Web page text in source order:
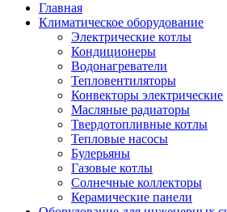
Главная
Климатическое оборудование
Электрические котлы
Кондиционеры
Водонагреватели
Тепловентиляторы
Конвекторы электрические
Масляные радиаторы
Твердотопливные котлы
Тепловые насосы
Булерьяны
Газовые котлы
Солнечные коллекторы
Керамические панели